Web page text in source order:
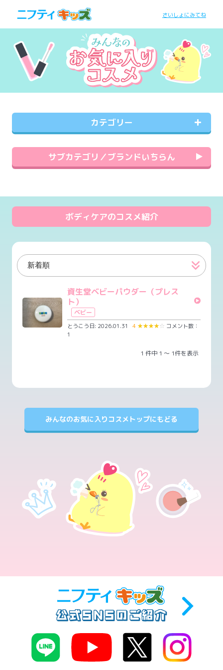
さいしょにみてね
カテゴリー
サブカテゴリ／ブランドいちらん
ボディケアのコスメ紹介
資生堂ベビーパウダー（プレス
ト）
ベビー
とうこう日: 2026.01.31 4 ★★★★☆ コメント数：
1
1 件中 1 ～ 1件を表示
みんなのお気に入りコスメトップにもどる